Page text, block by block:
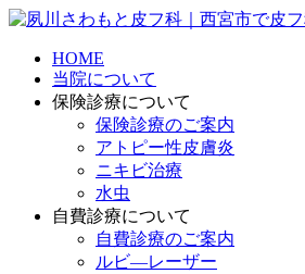
HOME
当院について
保険診療について
保険診療のご案内
アトピー性皮膚炎
ニキビ治療
水虫
自費診療について
自費診療のご案内
ルビ―レーザー